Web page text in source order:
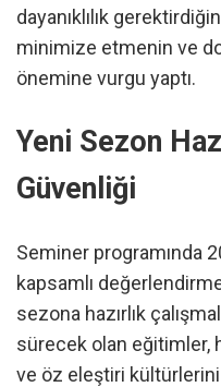
dayanıklılık
minimize etmenin ve
önemine vurgu yaptı.
Yeni Sezon
Güvenliği
Seminer programında
kapsamlı
sezona hazırlık
sürecek olan eğitimler,
ve öz eleştiri